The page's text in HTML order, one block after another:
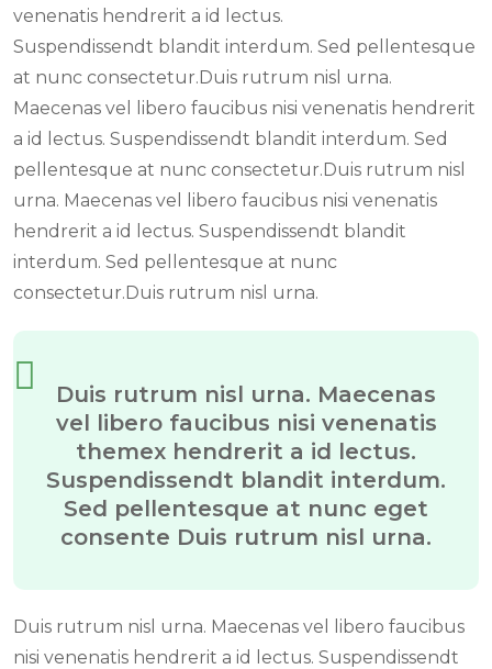
venenatis hendrerit a id lectus.
Suspendissendt blandit interdum. Sed pellentesque
at nunc consectetur.Duis rutrum nisl urna.
Maecenas vel libero faucibus nisi venenatis hendrerit
a id lectus. Suspendissendt blandit interdum. Sed
pellentesque at nunc consectetur.Duis rutrum nisl
urna. Maecenas vel libero faucibus nisi venenatis
hendrerit a id lectus. Suspendissendt blandit
interdum. Sed pellentesque at nunc
consectetur.Duis rutrum nisl urna.
Duis rutrum nisl urna. Maecenas
vel libero faucibus nisi venenatis
themex hendrerit a id lectus.
Suspendissendt blandit interdum.
Sed pellentesque at nunc eget
consente Duis rutrum nisl urna.
Duis rutrum nisl urna. Maecenas vel libero faucibus
nisi venenatis hendrerit a id lectus. Suspendissendt